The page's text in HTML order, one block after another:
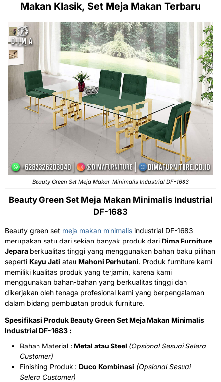
Makan Klasik, Set Meja Makan Terbaru
Beauty Green Set Meja Makan Minimalis Industrial DF-1683
Beauty Green Set Meja Makan MinimalisIndustrial
DF-1683
Beauty green set meja makan minimalis industrial DF-1683
merupakan satu dari sekian banyak produk dari Dima Furniture
Jepara berkualitas tinggi yang menggunakan bahan baku pilihan
seperti Kayu Jati atau Mahoni Perhutani. Produk furniture kami
memiliki kualitas produk yang terjamin, karena kami
menggunakan bahan-bahan yang berkualitas tinggi dan
dikerjakan oleh tenaga profesional kami yang berpengalaman
dalam bidang pembuatan produk furniture.
Spesifikasi Produk Beauty Green Set Meja Makan Minimalis
Industrial DF-1683 :
Bahan Material : Metal atau Steel (Opsional Sesuai Selera
Customer)
Finishing Produk : Duco Kombinasi (Opsional Sesuai
Selera Customer)